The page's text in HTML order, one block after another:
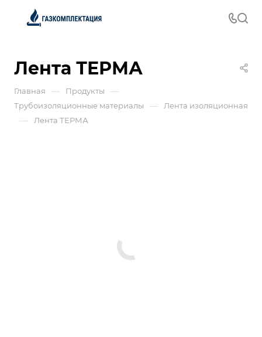
Лента ТЕРМА
Главная — Продукты —
Трубоизоляционные материалы — Лента изоляционная
— Лента ТЕРМА